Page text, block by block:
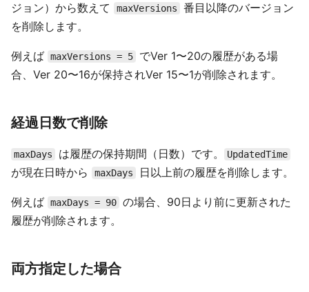
ジョン）から数えて
maxVersions
番目以降のバージョン
を削除します。
例えば maxVersions = 5
でVer 1〜20の履歴がある場
合、Ver 20〜16が保持されVer 15〜1が削除されます。
経過日数で削除
maxDays は履歴の保持期間（日数）です。 UpdatedTime
が現在日時から maxDays 日以上前の履歴を削除します。
例えば maxDays = 90 の場合、90日より前に更新された
履歴が削除されます。
両方指定した場合